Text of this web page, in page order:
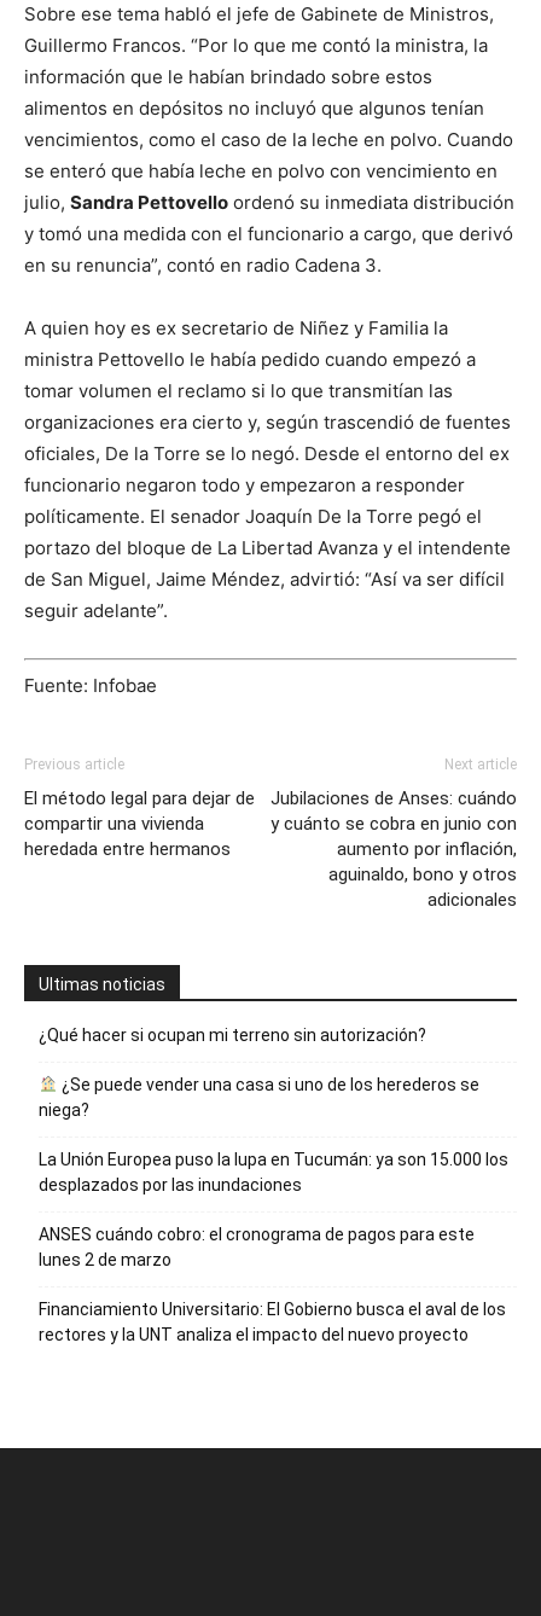
Sobre ese tema habló el jefe de Gabinete de Ministros,
Guillermo Francos. “Por lo que me contó la ministra, la
información que le habían brindado sobre estos
alimentos en depósitos no incluyó que algunos tenían
vencimientos, como el caso de la leche en polvo. Cuando
se enteró que había leche en polvo con vencimiento en
julio, Sandra Pettovello ordenó su inmediata distribución
y tomó una medida con el funcionario a cargo, que derivó
en su renuncia”, contó en radio Cadena 3.
A quien hoy es ex secretario de Niñez y Familia la
ministra Pettovello le había pedido cuando empezó a
tomar volumen el reclamo si lo que transmitían las
organizaciones era cierto y, según trascendió de fuentes
oficiales, De la Torre se lo negó. Desde el entorno del ex
funcionario negaron todo y empezaron a responder
políticamente. El senador Joaquín De la Torre pegó el
portazo del bloque de La Libertad Avanza y el intendente
de San Miguel, Jaime Méndez, advirtió: “Así va ser difícil
seguir adelante”.
Fuente: Infobae
Previous article
El método legal para dejar de
compartir una vivienda
heredada entre hermanos
Next article
Jubilaciones de Anses: cuándo
y cuánto se cobra en junio con
aumento por inflación,
aguinaldo, bono y otros
adicionales
Ultimas noticias
¿Qué hacer si ocupan mi terreno sin autorización?
¿Se puede vender una casa si uno de los herederos se
niega?
La Unión Europea puso la lupa en Tucumán: ya son 15.000 los
desplazados por las inundaciones
ANSES cuándo cobro: el cronograma de pagos para este
lunes 2 de marzo
Financiamiento Universitario: El Gobierno busca el aval de los
rectores y la UNT analiza el impacto del nuevo proyecto